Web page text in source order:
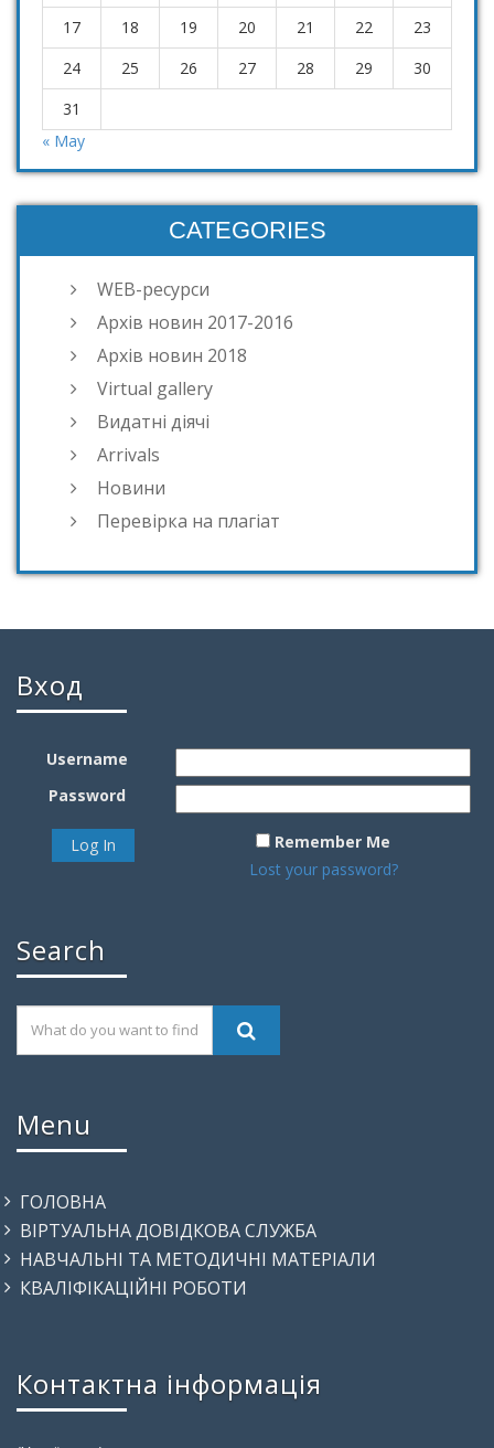
17
18 19 20 21 22
23
24
25 26 27 28 29
30
31
« May
CATEGORIES
WEB-ресурси
Архів новин 2017-2016
Архів новин 2018
Virtual gallery
Видатні діячі
Arrivals
Новини
Перевірка на плагіат
Вход
Username
Password
Remember Me
Lost your password?
Search
Menu
ГОЛОВНА
ВІРТУАЛЬНА ДОВІДКОВА СЛУЖБА
НАВЧАЛЬНІ ТА МЕТОДИЧНІ МАТЕРІАЛИ
КВАЛІФІКАЦІЙНІ РОБОТИ
Контактна інформація